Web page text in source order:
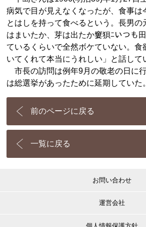
病気で目が見えなくなったが、食事は
とはしを持って食べるという。長男の
はまいたか、芽は出たか窶狽ﾆいつも
ているくらいで全然ボケていない。食
いてくれて本当にうれしい」と話して
市長の訪問は例年9月の敬老の日に
は総選挙があったために延期していた。
前のページに戻る
一覧に戻る
お問い合わせ
運営会社